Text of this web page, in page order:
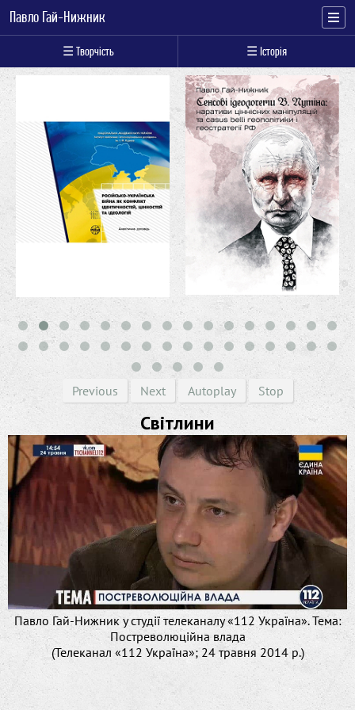
Павло Гай-Нижник
☰ Творчість ☰ Історія
Previous Next Autoplay Stop
Світлини
Павло Гай-Нижник у студії телеканалу «112 Україна». Тема:
Постреволюційна влада
(Телеканал «112 Україна»; 24 травня 2014 р.)